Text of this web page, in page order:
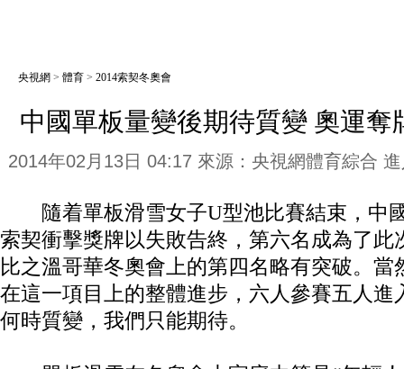
央視網 > 體育 > 2014索契冬奧會
中國單板量變後期待質變 奧運奪
2014年02月13日 04:17 來源：央視網體育綜合
隨着單板滑雪女子U型池比賽結束，中
索契衝擊獎牌以失敗告終，第六名成為了此
比之溫哥華冬奧會上的第四名略有突破。當
在這一項目上的整體進步，六人參賽五人進
何時質變，我們只能期待。